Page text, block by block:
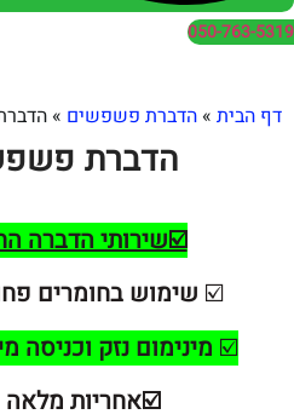
»הדברת פשפשים »הדברת
הדברת פשפשים
☑️שירותי הדברה החל מ 349 ש"ח!
שימוש בחומרים פחות
נזק וכניסה מיידית
☑️אחריות מלאה על